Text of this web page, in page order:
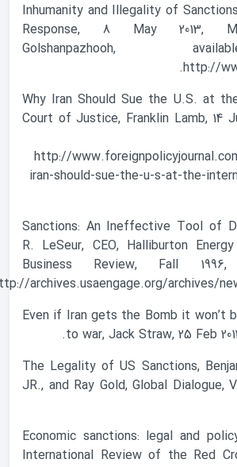
7. Inhumanity and Illegality of
Response, 8 May 2013,
Golshanpazhooh,
http://
8. Why Iran Should Sue the U.S.
Court of Justice, Franklin Lamb, 14
http://
iran-should-sue-the-u-s-at-the-
9. Sanctions: An Ineffective Tool
R. LeSeur, CEO, Halliburton
Business Review, Fall
http://archives.usaengage.org/archives/
10. Even if Iran gets the Bomb it
to war, Jack Straw, 25 Feb
11. The Legality of US Sanctions,
JR., and Ray Gold, Global Dialogue,
12. Economic sanctions: legal and
International Review of the Red